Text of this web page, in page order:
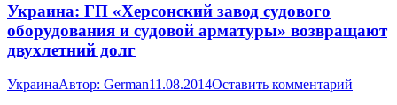
Украина: ГП «Херсонский завод судового
оборудования и судовой арматуры» возвращают
двухлетний долг
УкраинаАвтор: German11.08.2014Оставить комментарий